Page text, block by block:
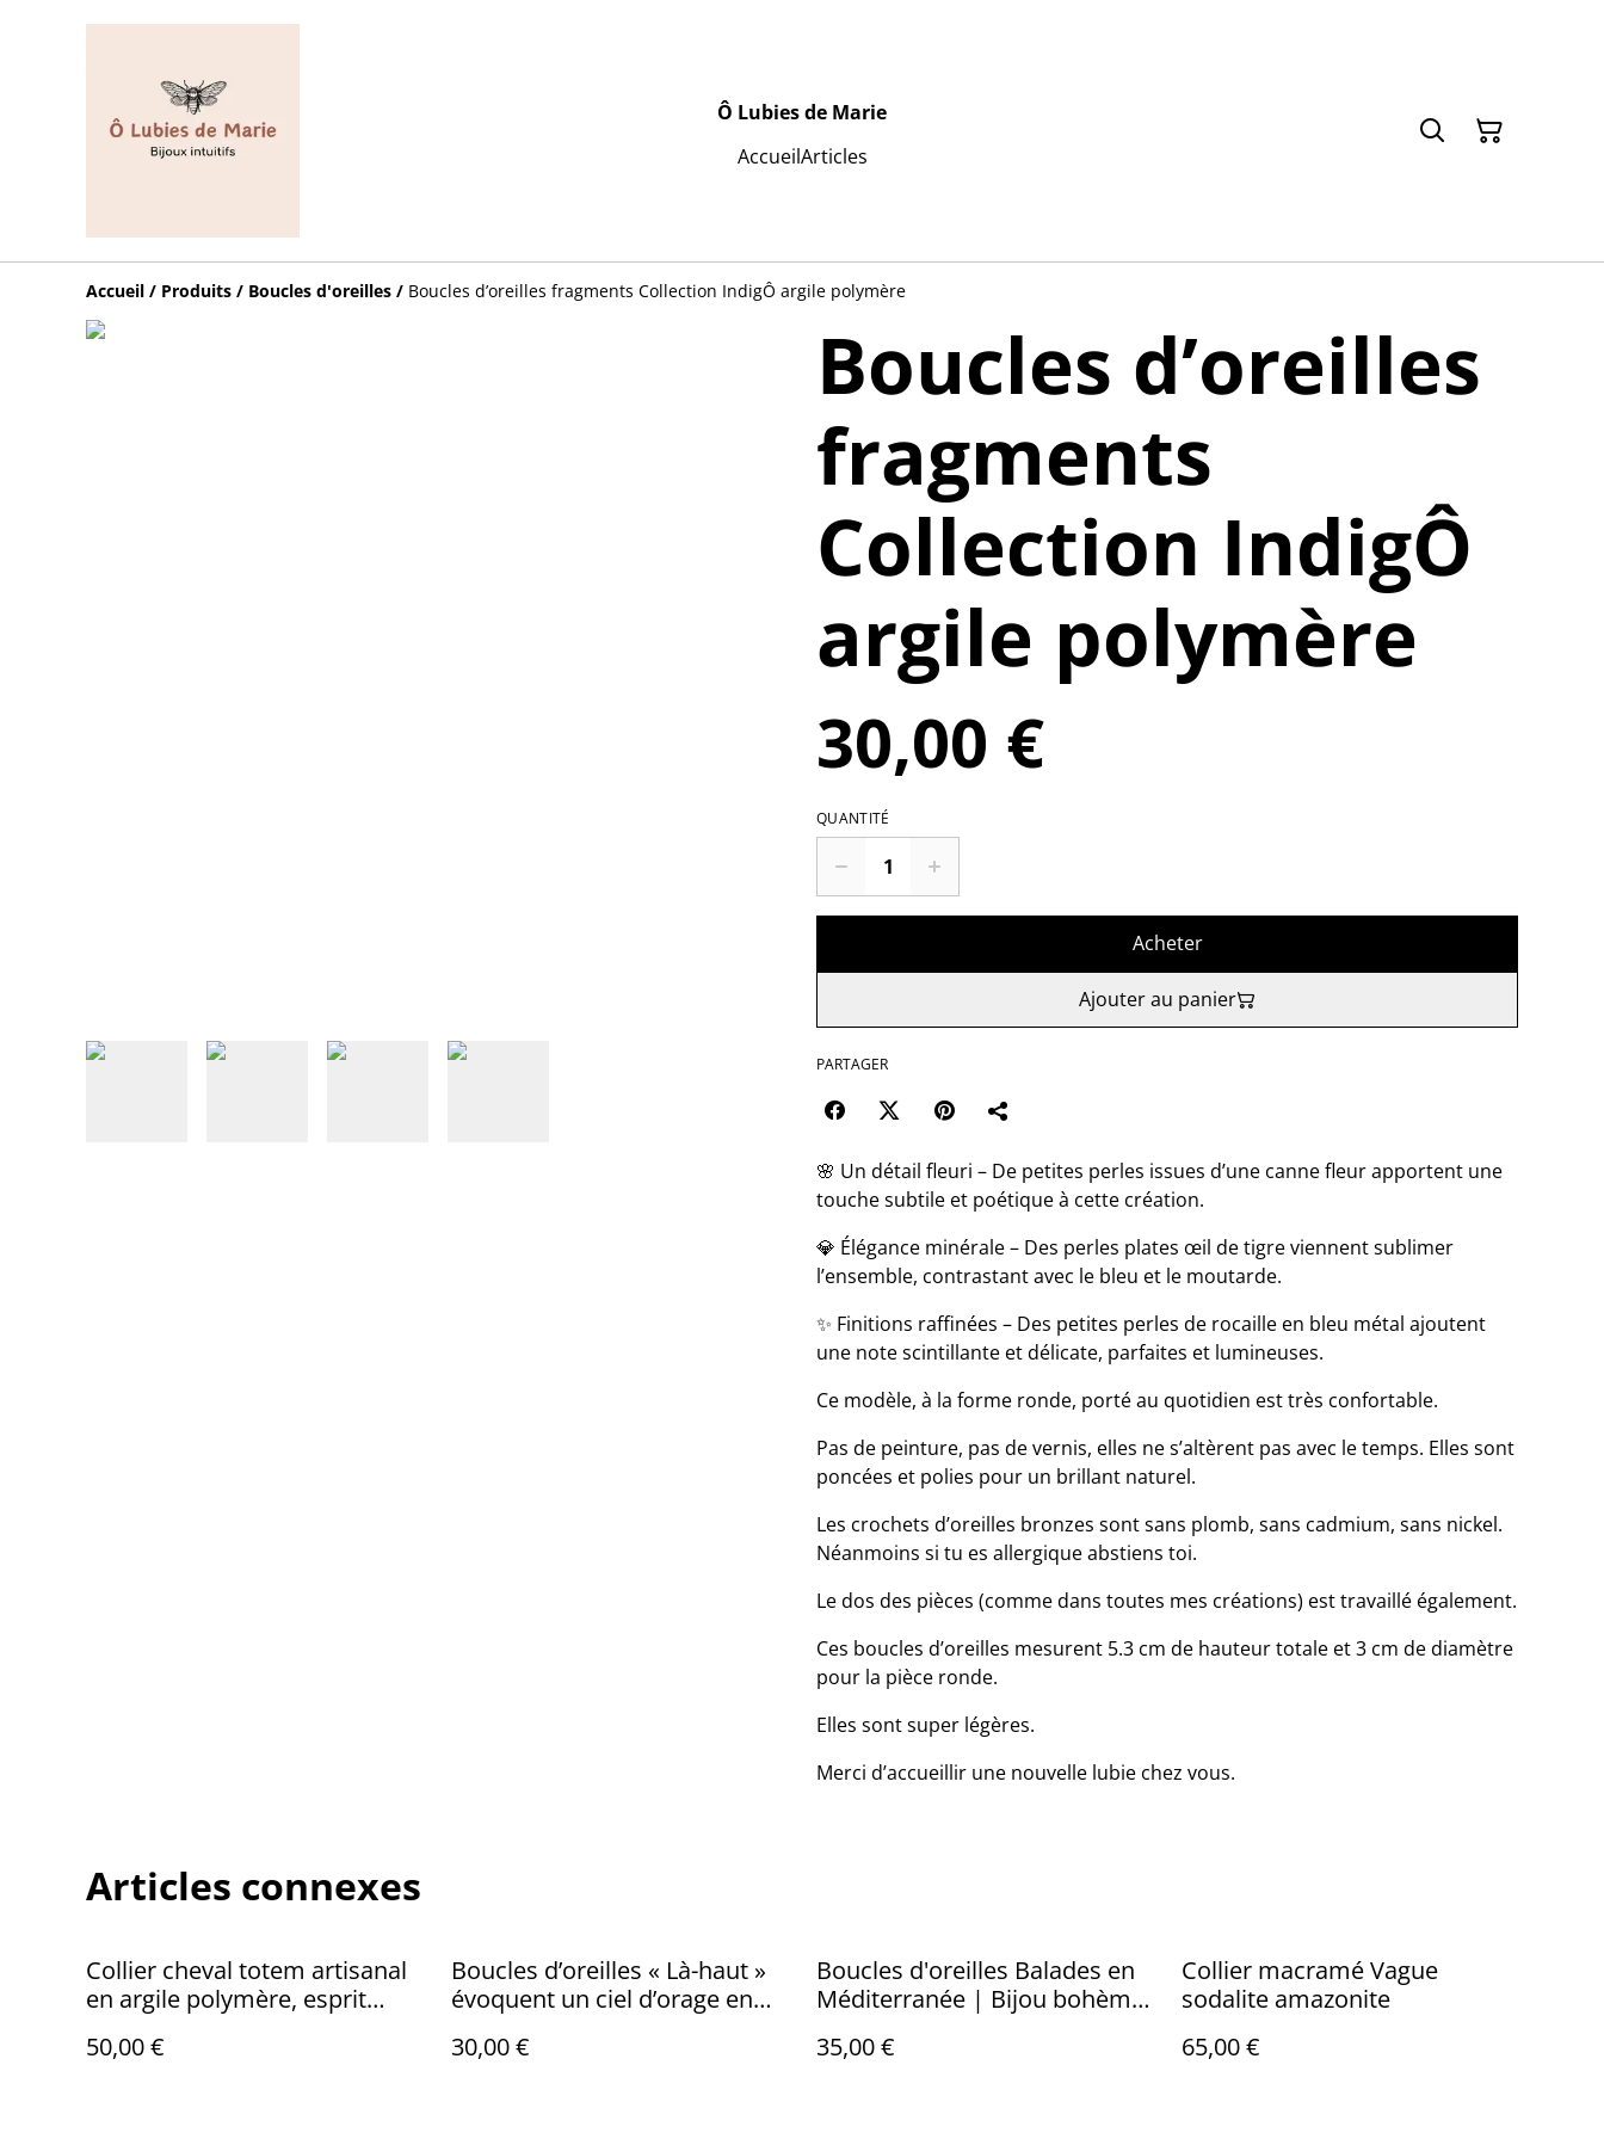
Ô Lubies de Marie
AccueilArticles
Accueil / Produits / Boucles d'oreilles / Boucles d’oreilles fragments Collection IndigÔ argile polymère
Boucles d’oreilles
fragments
Collection IndigÔ
argile polymère
30,00 €
QUANTITÉ
Acheter
Ajouter au panier
PARTAGER
🌸 Un détail fleuri – De petites perles issues d’une canne fleur apportent une
touche subtile et poétique à cette création.
💎 Élégance minérale – Des perles plates œil de tigre viennent sublimer
l’ensemble, contrastant avec le bleu et le moutarde.
✨ Finitions raffinées – Des petites perles de rocaille en bleu métal ajoutent
une note scintillante et délicate, parfaites et lumineuses.
Ce modèle, à la forme ronde, porté au quotidien est très confortable.
Pas de peinture, pas de vernis, elles ne s’altèrent pas avec le temps. Elles sont
poncées et polies pour un brillant naturel.
Les crochets d’oreilles bronzes sont sans plomb, sans cadmium, sans nickel.
Néanmoins si tu es allergique abstiens toi.
Le dos des pièces (comme dans toutes mes créations) est travaillé également.
Ces boucles d’oreilles mesurent 5.3 cm de hauteur totale et 3 cm de diamètre
pour la pièce ronde.
Elles sont super légères.
Merci d’accueillir une nouvelle lubie chez vous.
Articles connexes
Collier cheval totem artisanal
en argile polymère, esprit
50,00 €
Boucles d’oreilles « Là-haut »
évoquent un ciel d’orage en
30,00 €
Boucles d'oreilles Balades en
Méditerranée | Bijou bohème
polymère
35,00 €
Collier macramé Vague
sodalite amazonite
65,00 €